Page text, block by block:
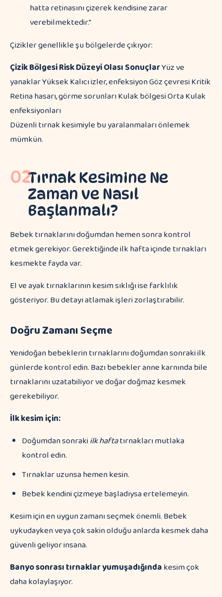
hatta retinasını çizerek kendisine zarar
verebilmektedir."
Çizikler genellikle şu bölgelerde çıkıyor:
Çizik BölgesiRisk DüzeyiOlası SonuçlarYüz ve
yanaklar Yüksek Kalıcı izler, enfeksiyon Göz çevresi Kritik
Retina hasarı, görme sorunları Kulak bölgesi Orta Kulak
enfeksiyonları
Düzenli tırnak kesimiyle bu yaralanmaları önlemek
mümkün.
02Tırnak Kesimine Ne
Zaman ve Nasıl
Başlanmalı?
Bebek tırnaklarını doğumdan hemen sonra kontrol
etmek gerekiyor. Gerektiğinde ilk hafta içinde tırnakları
kesmekte fayda var.
El ve ayak tırnaklarının kesim sıklığı ise farklılık
gösteriyor. Bu detayı atlamak işleri zorlaştırabilir.
Doğru Zamanı Seçme
Yenidoğan bebeklerin tırnaklarını doğumdan sonraki ilk
günlerde kontrol edin. Bazı bebekler anne karnında bile
tırnaklarını uzatabiliyor ve doğar doğmaz kesmek
gerekebiliyor.
İlk kesim için:
Doğumdan sonrakiilk haftatırnakları mutlaka
kontrol edin.
Tırnaklar uzunsa hemen kesin.
Bebek kendini çizmeye başladıysa ertelemeyin.
Kesim için en uygun zamanı seçmek önemli. Bebek
uykudayken veya çok sakin olduğu anlarda kesmek daha
güvenli geliyor insana.
Banyo sonrası tırnaklar yumuşadığındakesim çok
daha kolaylaşıyor.